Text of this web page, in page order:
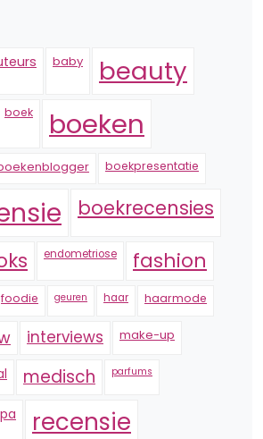
baby beauty
boek boeken
boekpresentatie
boekrecensies
endometriose fashion
foodie geuren haar haarmode
interviews make-up
medisch parfums
recensie